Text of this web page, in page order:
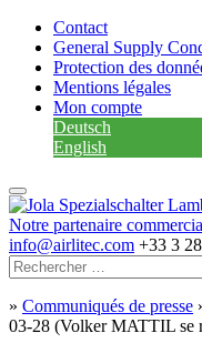
Contact
General Supply
Protection des
Mentions légales
Mon compte
Deutsch
English
Notre partenaire
info@airlitec.com +33 3
» Communiqués de presse
03-28 (Volker MATTIL se